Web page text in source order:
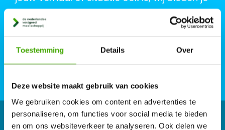
Toestemming Details Over
Deze website maakt gebruik van cookies
We gebruiken cookies om content en advertenties te
personaliseren, om functies voor social media te bieden
en om ons websiteverkeer te analyseren. Ook delen we
altijd een passende oplossing. Zodat jij vlot
die volgende stap kunt zetten. Er is veel